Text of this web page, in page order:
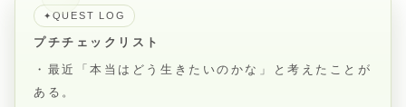
✦ QUEST LOG
プチチェックリスト
・最近「本当はどう生きたいのかな」と考えたことが
ある。